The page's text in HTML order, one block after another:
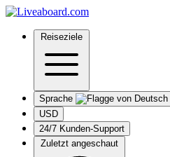
Reiseziele
Sprache
USD
24/7 Kunden-Support
Zuletzt angeschaut